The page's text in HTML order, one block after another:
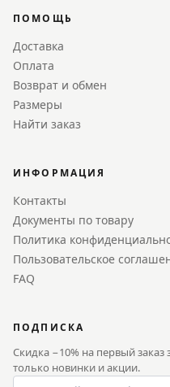
ПОМОЩЬ
Доставка
Оплата
Возврат и обмен
Размеры
Найти заказ
ИНФОРМАЦИЯ
Контакты
Документы по товару
Политика
Пользовательское
FAQ
ПОДПИСКА
Скидка −10% на первый
только новинки и акции.